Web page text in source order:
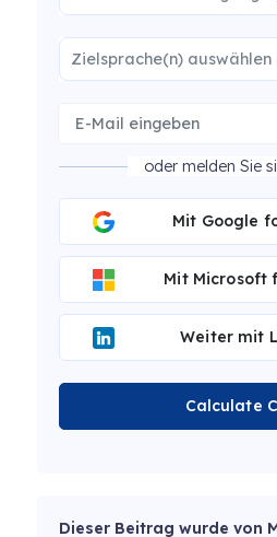
Zielsprache(n) auswählen
oder melden Sie
Mit Google
Mit Microsoft
Weiter mit
Calculate
Dieser Beitrag wurde von